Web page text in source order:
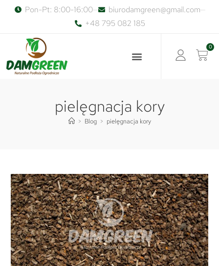
Pon-Pt: 8:00-16:00
biurodamgreen@gmail.com
+48 795 082 185
0
pielęgnacja kory
> Blog > pielęgnacja kory